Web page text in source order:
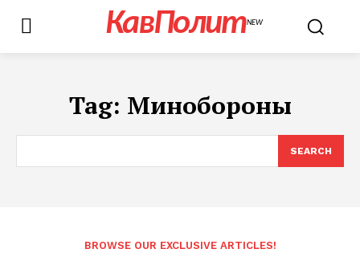
КавПолитNEW
Tag: Минобороны
SEARCH
BROWSE OUR EXCLUSIVE ARTICLES!